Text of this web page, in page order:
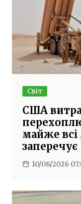
Світ
США
майже всі
заперечує
10/08/2026